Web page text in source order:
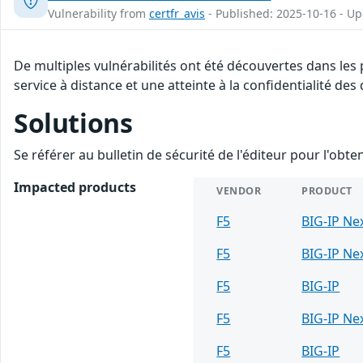
Vulnerability from certfr_avis - Published: 2025-10-16 -
De multiples vulnérabilités ont été découvertes dans
service à distance et une atteinte à la confidentialité des
Solutions
Se référer au bulletin de sécurité de l'éditeur pour
Impacted products
VENDOR PRODUCT
F5
BIG-IP
F5
BIG-IP
F5
BIG-IP
F5
BIG-IP
F5
BIG-IP